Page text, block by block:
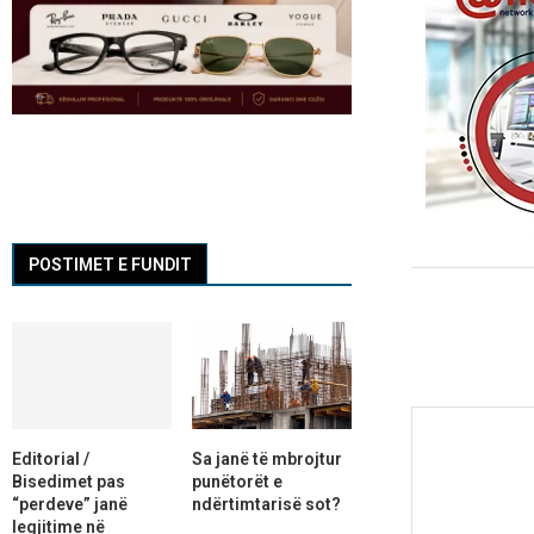
POSTIMET E FUNDIT
Editorial /
Bisedimet pas
“perdeve” janë
legjitime në
Sa janë të mbrojtur
punëtorët e
ndërtimtarisë sot?